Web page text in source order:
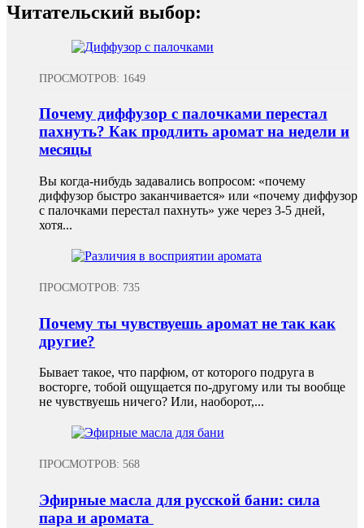
Читательский выбор:
ПРОСМОТРОВ: 1649
Почему диффузор с палочками перестал
пахнуть? Как продлить аромат на недели и
месяцы
Вы когда-нибудь задавались вопросом: «почему
диффузор быстро заканчивается» или «почему диффузор
с палочками перестал пахнуть» уже через 3-5 дней,
хотя...
ПРОСМОТРОВ: 735
Почему ты чувствуешь аромат не так как
другие?
Бывает такое, что парфюм, от которого подруга в
восторге, тобой ощущается по-другому или ты вообще
не чувствуешь ничего? Или, наоборот,...
ПРОСМОТРОВ: 568
Эфирные масла для русской бани: сила
пара и аромата